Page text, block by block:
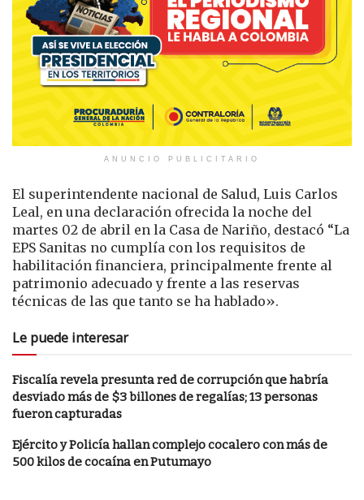
ANUNCIO PUBLICITARIO
El superintendente nacional de Salud, Luis Carlos
Leal, en una declaración ofrecida la noche del
martes 02 de abril en la Casa de Nariño, destacó “La
EPS Sanitas no cumplía con los requisitos de
habilitación financiera, principalmente frente al
patrimonio adecuado y frente a las reservas
técnicas de las que tanto se ha hablado».
Le puede interesar
Fiscalía revela presunta red de corrupción que habría
desviado más de $3 billones de regalías; 13 personas
fueron capturadas
Ejército y Policía hallan complejo cocalero con más de
500 kilos de cocaína en Putumayo